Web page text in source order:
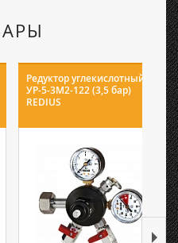
Редуктор углекислотный
УР-5-3М2-122 (3,5 бар)
REDIUS